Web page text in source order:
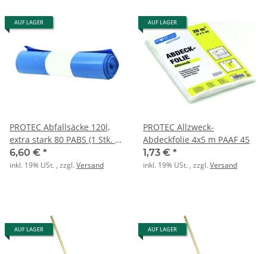
AUF LAGER
PROTEC Abfallsäcke 120l,
extra stark 80 PABS (1 Stk. =
1 Rolle / je 10 Säcke)
6,60 € *
inkl. 19% USt. , zzgl.Versand
AUF LAGER
PROTEC Allzweck-
Abdeckfolie 4x5 m PAAF 45
1,73 € *
inkl. 19% USt. , zzgl.Versand
AUF LAGER AUF LAGER